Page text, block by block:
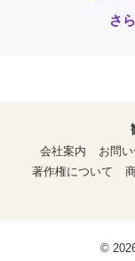
会社案内
お問
著作権について
©